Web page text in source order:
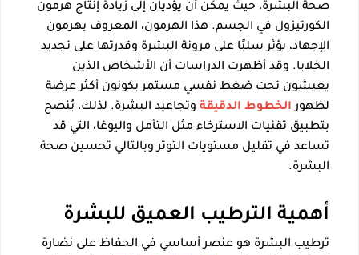
صحة البشرة، حيث يمكن أن يؤديان إلى زيادة إنتاج هرمون
الكورتيزول في الجسم. هذا الهرمون، المعروف بهرمون
الإجهاد، يؤثر سلبًا على مرونة البشرة وقدرتها على تجديد
الخلايا. وقد أظهرت الدراسات أن الأشخاص الذين
يعيشون تحت ضغط نفسي مستمر يكونون أكثر عرضة
لظهورالخطوط الدقيقة وتجاعيد البشرة. لذلك، يُنصح
بتطبيق تقنيات الاسترخاء مثل التأمل واليوغا، التي قد
تساعد في تقليل مستويات التوتر وبالتالي تحسين صحة
البشرة.
أهمية الترطيب العميق للبشرة
ترطيب البشرة هو عنصر أساسي في الحفاظ على نضارة